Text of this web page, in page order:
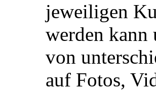
jeweiligen
werden kann
von
auf Fotos,